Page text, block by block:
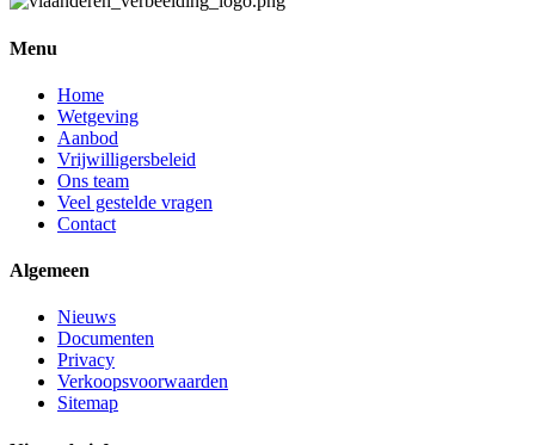
Menu
Home
Wetgeving
Aanbod
Vrijwilligersbeleid
Ons team
Veel gestelde vragen
Contact
Algemeen
Nieuws
Documenten
Privacy
Verkoopsvoorwaarden
Sitemap